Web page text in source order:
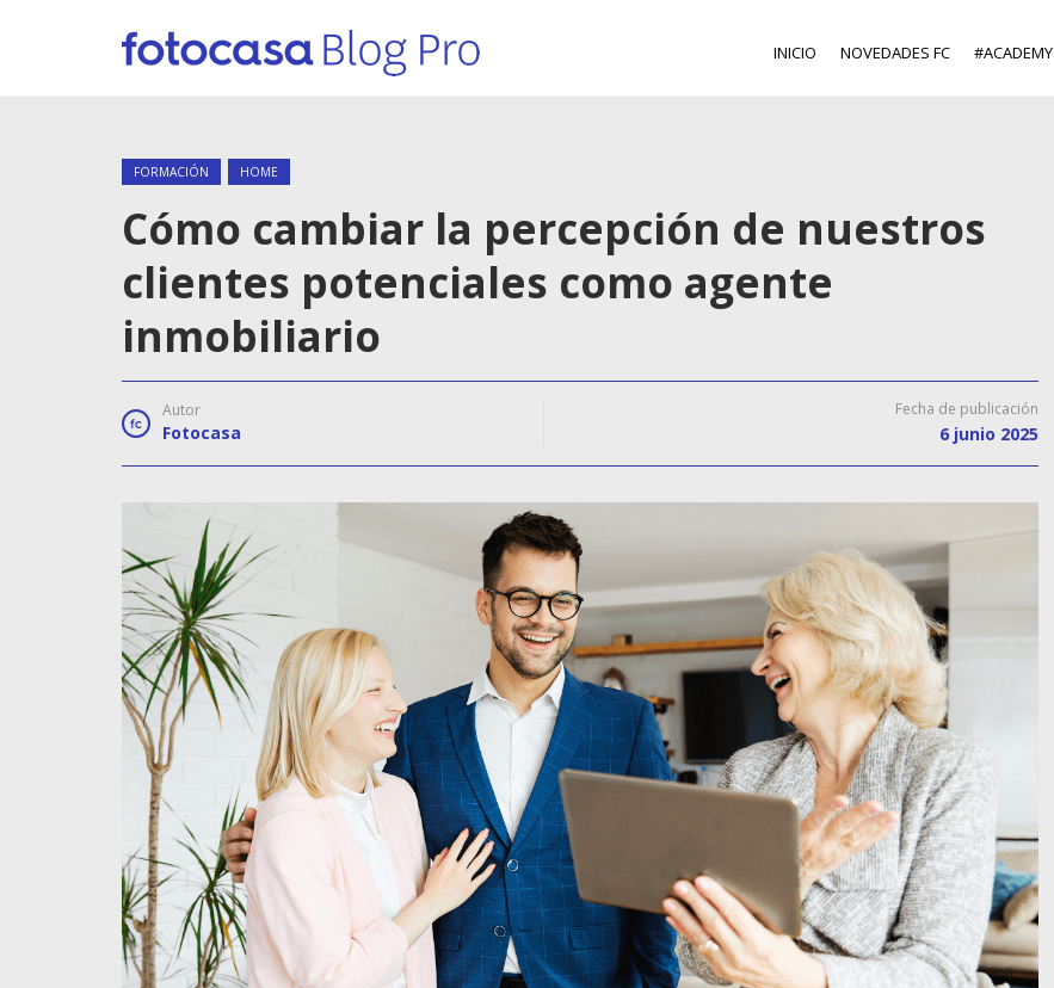
INICIO NOVEDADES FC #ACADEMY
FORMACIÓN HOME
Cómo cambiar la percepción de nuestros
clientes potenciales como agente
inmobiliario
Autor
Fotocasa
Fecha de publicación
6 junio 2025